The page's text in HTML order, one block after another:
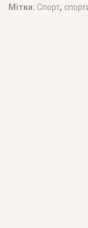
Мітки: Спорт,